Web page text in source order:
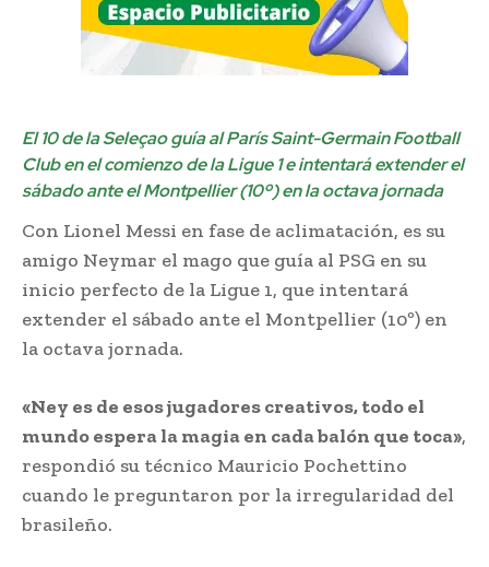
El 10 de la Seleçao guía al París Saint-Germain Football
Club en el comienzo de la Ligue 1 e intentará extender el
sábado ante el Montpellier (10º) en la octava jornada
Con Lionel Messi en fase de aclimatación, es su
amigo Neymar el mago que guía al PSG en su
inicio perfecto de la Ligue 1, que intentará
extender el sábado ante el Montpellier (10º) en
la octava jornada.
«Ney es de esos jugadores creativos, todo el
mundo espera la magia en cada balón que toca»,
respondió su técnico Mauricio Pochettino
cuando le preguntaron por la irregularidad del
brasileño.